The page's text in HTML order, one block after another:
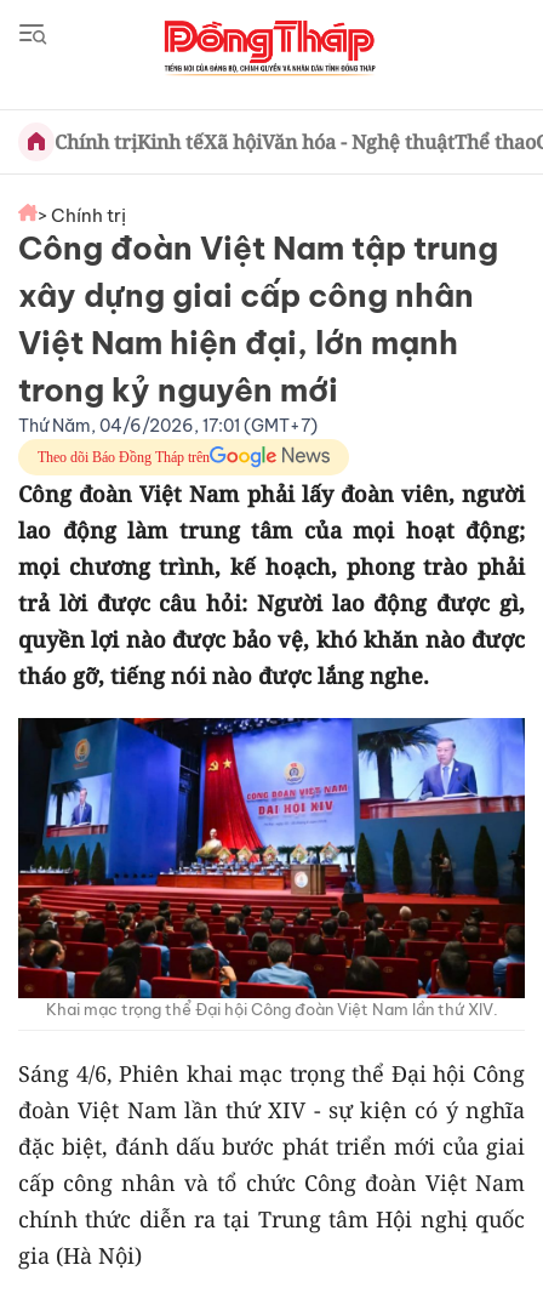
Chính trịKinh tếXã hộiVăn hóa - Nghệ thuậtThể thao
> Chính trị
Công đoàn Việt Nam tập trung
xây dựng giai cấp công nhân
Việt Nam hiện đại, lớn mạnh
trong kỷ nguyên mới
Thứ Năm, 04/6/2026, 17:01 (GMT+7)
Theo dõi Báo Đồng Tháp trên
Công đoàn Việt Nam phải lấy đoàn viên, người
lao động làm trung tâm của mọi hoạt động;
mọi chương trình, kế hoạch, phong trào phải
trả lời được câu hỏi: Người lao động được gì,
quyền lợi nào được bảo vệ, khó khăn nào được
tháo gỡ, tiếng nói nào được lắng nghe.
Khai mạc trọng thể Đại hội Công đoàn Việt Nam lần thứ XIV.
Sáng 4/6, Phiên khai mạc trọng thể Đại hội Công
đoàn Việt Nam lần thứ XIV - sự kiện có ý nghĩa
đặc biệt, đánh dấu bước phát triển mới của giai
cấp công nhân và tổ chức Công đoàn Việt Nam
chính thức diễn ra tại Trung tâm Hội nghị quốc
gia (Hà Nội)